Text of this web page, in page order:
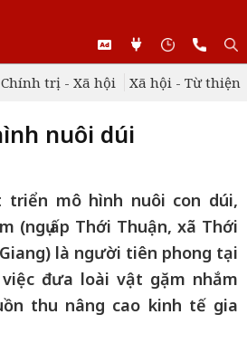
Chính trị - Xã hội Xã hội - Từ thiện
nuôi dúi
triển mô hình nuôi con dúi,
(ngụ ấp Thới Thuận, xã Thới
là người tiên phong tại
đưa loài vật gặm nhắm
thu nâng cao kinh tế gia